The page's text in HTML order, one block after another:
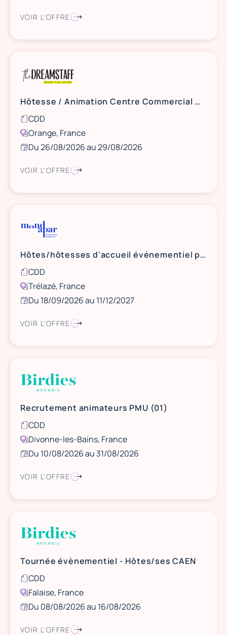
VOIR L'OFFRE
Hôtesse / Animation Centre Commercial Carrefour Orange - 26 & 29 août
CDD
Orange, France
Du 26/08/2026 au 29/08/2026
VOIR L'OFFRE
Hôtes/hôtesses d'accueil événementiel pour l'Aréna Loire
CDD
Trélazé, France
Du 18/09/2026 au 11/12/2027
VOIR L'OFFRE
Recrutement animateurs PMU (01)
CDD
Divonne-les-Bains, France
Du 10/08/2026 au 31/08/2026
VOIR L'OFFRE
Tournée évènementiel - Hôtes/ses CAEN
CDD
Falaise, France
Du 08/08/2026 au 16/08/2026
VOIR L'OFFRE